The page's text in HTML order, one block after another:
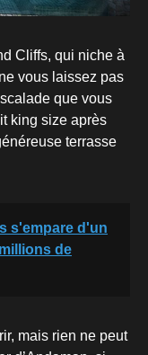
Cliffs, qui niche à
vous laissez pas
que vous
king size après
terrasse
s'empare d'un
de
mais rien ne peut